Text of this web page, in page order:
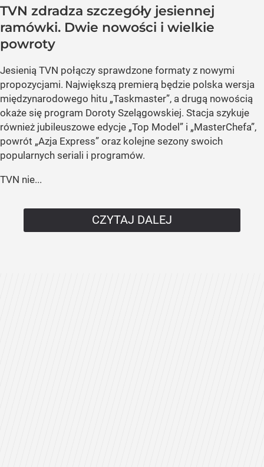
TVN zdradza szczegóły jesiennej
ramówki. Dwie nowości i wielkie
powroty
Jesienią TVN połączy sprawdzone formaty z nowymi
propozycjami. Największą premierą będzie polska wersja
międzynarodowego hitu „Taskmaster”, a drugą nowością
okaże się program Doroty Szelągowskiej. Stacja szykuje
również jubileuszowe edycje „Top Model” i „MasterChefa”,
powrót „Azja Express” oraz kolejne sezony swoich
popularnych seriali i programów.
TVN nie...
CZYTAJ DALEJ